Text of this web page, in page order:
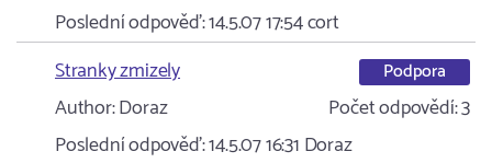
Poslední odpověď:14.5.07 17:54cort
Stranky zmizely
Podpora
Author:Doraz Počet odpovědí:3
Poslední odpověď:14.5.07 16:31 Doraz